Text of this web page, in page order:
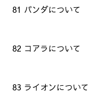
81 パンダについて
82 コアラについて
83 ライオンについて